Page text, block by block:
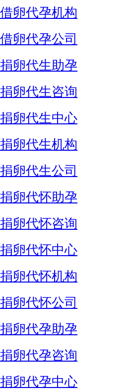
卵代孕机构
卵代孕公司
卵代生助孕
卵代生咨询
卵代生中心
卵代生机构
卵代生公司
卵代怀助孕
卵代怀咨询
卵代怀中心
卵代怀机构
卵代怀公司
卵代孕助孕
卵代孕咨询
卵代孕中心